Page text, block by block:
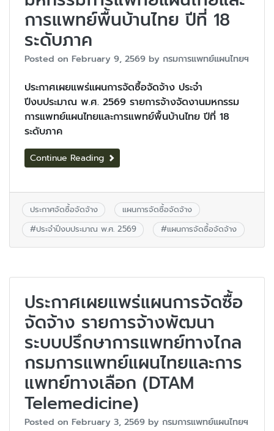
การแพทย์พื้นบ้านไทย ปีที่ 18
ระดับภาค
Posted on February 9, 2569 by กรมการแพทย์แผนไทยฯ
ประกาศเผยแพร่แผนการจัดซื้อจัดจ้าง ประจำ
ปีงบประมาณ พ.ศ. 2569 รายการจ้างจัดงานมหกรรม
การแพทย์แผนไทยและการแพทย์พื้นบ้านไทย ปีที่ 18
ระดับภาค
Continue Reading
ประกาศจัดซื้อจัดจ้าง
แผนการจัดซื้อจัดจ้าง
#ประจำปีงบประมาณ พ.ศ. 2569 #แผนการจัดซื้อจัดจ้าง
ประกาศเผยแพร่แผนการจัดซื้อ
จัดจ้าง รายการจ้างพัฒนา
ระบบปรึกษาการแพทย์ทางไกล
กรมการแพทย์แผนไทยและการ
แพทย์ทางเลือก (DTAM
Telemedicine)
Posted on February 3, 2569 by กรมการแพทย์แผนไทยฯ